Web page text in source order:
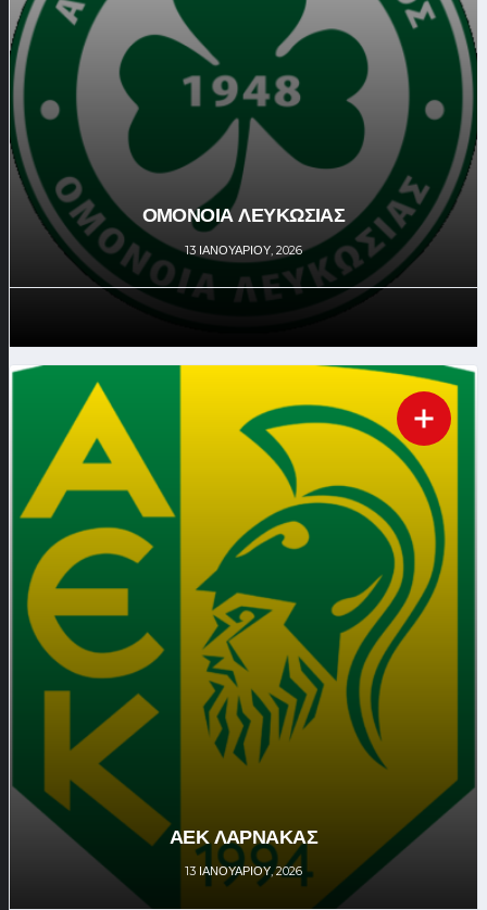
ΟΜΟΝΟΙΑ ΛΕΥΚΩΣΙΑΣ
13 ΙΑΝΟΥΑΡΊΟΥ, 2026
ΑΕΚ ΛΑΡΝΑΚΑΣ
13 ΙΑΝΟΥΑΡΊΟΥ, 2026